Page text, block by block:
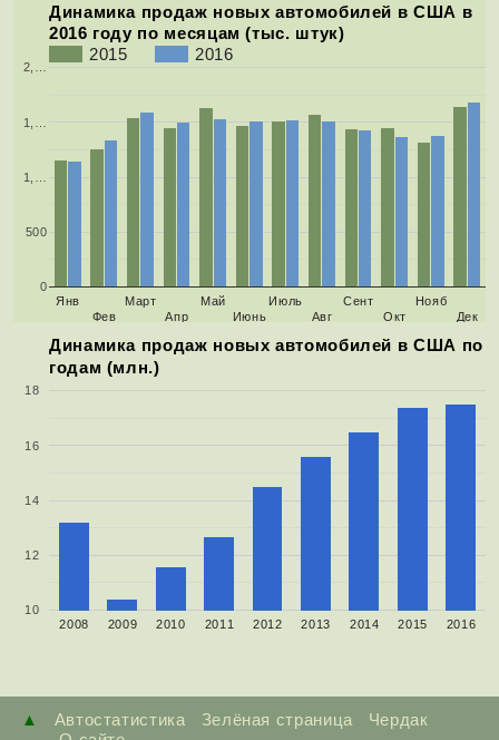
Динамика продаж новых автомобилей в США в
2016 году по месяцам (тыс. штук)
2015
2016
Янв
Фев
Март
Апр
Май
Июнь
Июль
Авг
Сент
Окт
Нояб
Дек
0
500
1,…
1,…
2,…
Динамика продаж новых автомобилей в США по
годам (млн.)
2008 2009 2010 2011 2012 2013 2014 2015 2016
10
12
14
16
18
▲ Автостатистика Зелёная страница
Чердак